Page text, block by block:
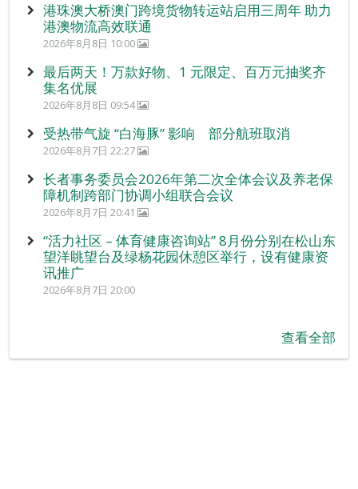
港珠澳大桥澳门跨境货物转运站启用三周年 助力
港澳物流高效联通
2026年8月8日 10:00
最后两天！万款好物、1 元限定、百万元抽奖齐
集名优展
2026年8月8日 09:54
受热带气旋 “白海豚” 影响 部分航班取消
2026年8月7日 22:27
长者事务委员会2026年第二次全体会议及养老保
障机制跨部门协调小组联合会议
2026年8月7日 20:41
“活力社区 – 体育健康咨询站” 8月份分别在松山东
望洋眺望台及绿杨花园休憩区举行，设有健康资
讯推广
2026年8月7日 20:00
查看全部